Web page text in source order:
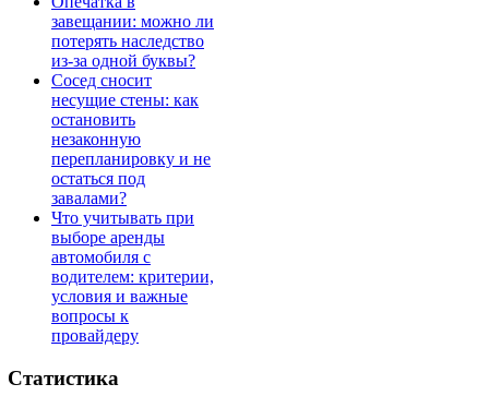
завещании: можно ли
потерять наследство
из-за одной буквы?
Сосед сносит
несущие стены: как
остановить
незаконную
перепланировку и не
остаться под
завалами?
Что учитывать при
выборе аренды
автомобиля с
водителем: критерии,
условия и важные
вопросы к
провайдеру
Статистика